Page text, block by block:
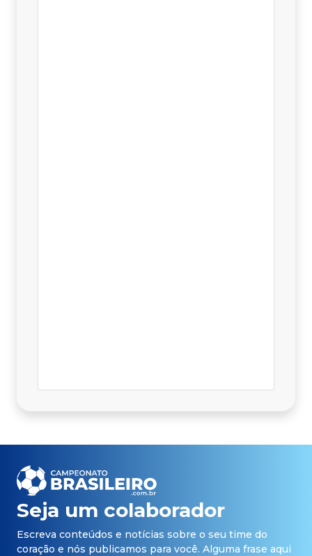
Seja um colaborador
Escreva conteúdos e notícias sobre o seu time do
coração e nós publicamos para você. Alguma frase aqui